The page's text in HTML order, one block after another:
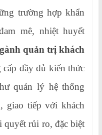
trường hợp khẩn
mê, nhiệt huyết
quản trị khách
đầy đủ kiến thức
quản lý hệ thống
giao tiếp với khách
quyết rủi ro, đặc biệt